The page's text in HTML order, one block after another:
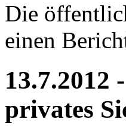
Die
einen
13.7.2012
privates